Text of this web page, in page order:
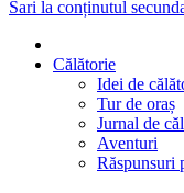
Sari la conținutul
Călătorie
Idei de
Tur de oraș
Jurnal de
Aventuri
Răspunsuri